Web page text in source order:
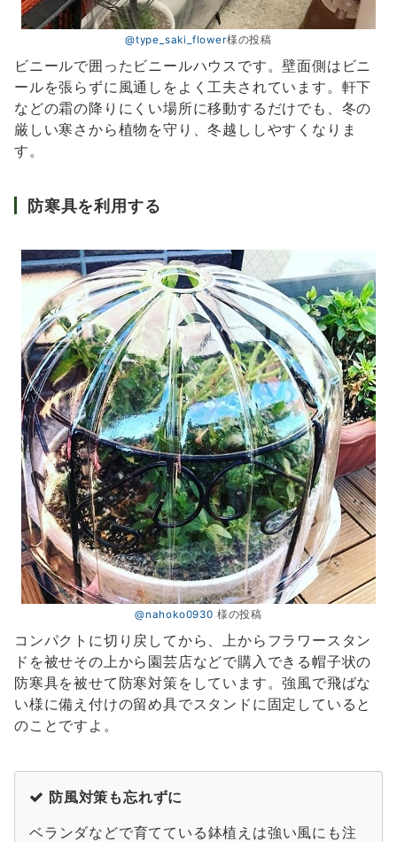
@type_saki_flower様の投稿
ビニールで囲ったビニールハウスです。壁面側はビニ
ールを張らずに風通しをよく工夫されています。軒下
などの霜の降りにくい場所に移動するだけでも、冬の
厳しい寒さから植物を守り、冬越ししやすくなりま
す。
防寒具を利用する
@nahoko0930 様の投稿
コンパクトに切り戻してから、上からフラワースタン
ドを被せその上から園芸店などで購入できる帽子状の
防寒具を被せて防寒対策をしています。強風で飛ばな
い様に備え付けの留め具でスタンドに固定していると
のことですよ。
防風対策も忘れずに
ベランダなどで育てている鉢植えは強い風にも注